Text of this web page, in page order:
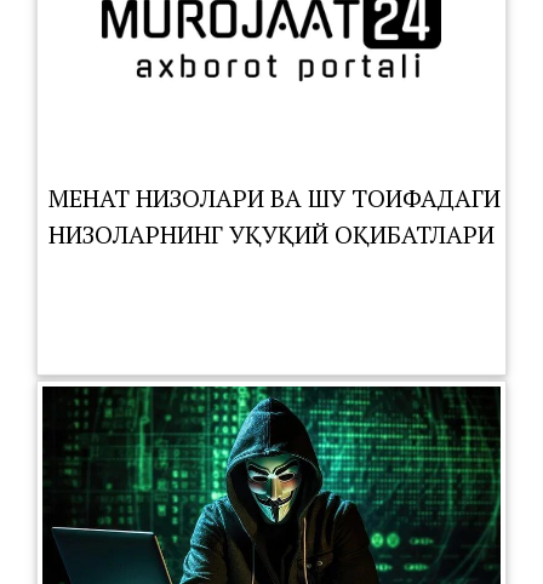
МЕҲНАТ НИЗОЛАРИ ВА ШУ ТОИФАДАГИ
НИЗОЛАРНИНГ ҲУҚУҚИЙ ОҚИБАТЛАРИ